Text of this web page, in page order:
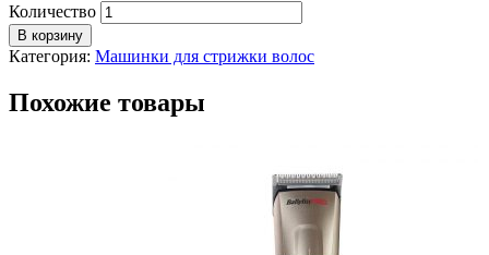
Количество
В корзину
Категория: Машинки для стрижки волос
Похожие товары